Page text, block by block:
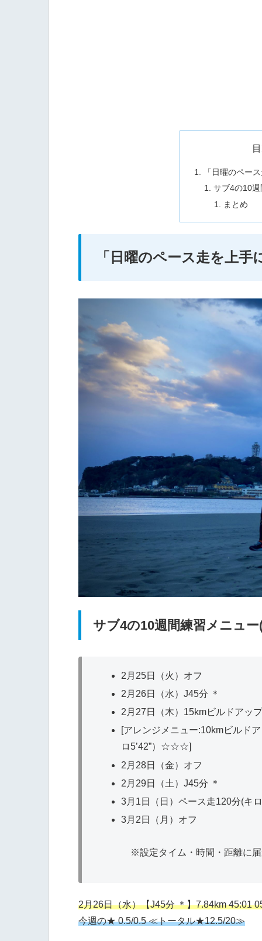
「日曜のペー
サブ4の10
まとめ
「日曜のペース走を上
サブ4の10週間練習メニュー
2月25日（火）オフ
2月26日（水）J45分 ＊
2月27日（木）15kmビルドア
[アレンジメニュー:10kmビルド
ロ5’42”）☆☆☆]
2月28日（金）オフ
2月29日（土）J45分 ＊
3月1日（日）ペース走120分(キ
3月2日（月）オフ
※設定タイム・時間・距離に届
2月26日（水）【J45分 ＊】7.84km 45:01
今週の★ 0.5/0.5 ≪トータル★12.5/20≫